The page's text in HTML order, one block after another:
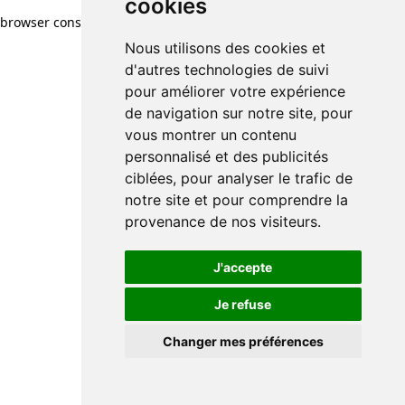
cookies
Nous utilisons des cookies et
d'autres technologies de suivi
pour améliorer votre expérience
de navigation sur notre site, pour
vous montrer un contenu
personnalisé et des publicités
ciblées, pour analyser le trafic de
notre site et pour comprendre la
provenance de nos visiteurs.
J'accepte
Je refuse
Changer mes préférences
browser console for more information)